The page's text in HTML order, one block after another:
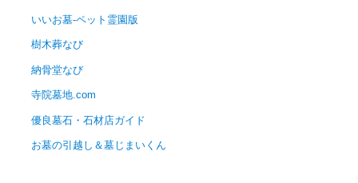
いいお墓-ペット霊園版
樹木葬なび
納骨堂なび
寺院墓地.com
優良墓石・石材店ガイド
お墓の引越し＆墓じまいくん